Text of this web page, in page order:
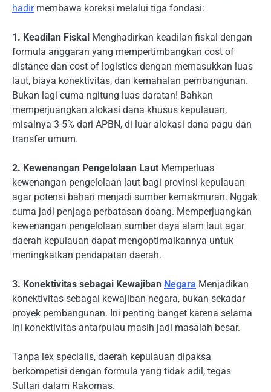
hadirmembawa koreksi melalui tiga fondasi:
1. Keadilan Fiskal Menghadirkan keadilan fiskal dengan
formula anggaran yang mempertimbangkan cost of
distance dan cost of logistics dengan memasukkan luas
laut, biaya konektivitas, dan kemahalan pembangunan.
Bukan lagi cuma ngitung luas daratan! Bahkan
memperjuangkan alokasi dana khusus kepulauan,
misalnya 3-5% dari APBN, di luar alokasi dana pagu dan
transfer umum.
2. Kewenangan Pengelolaan Laut Memperluas
kewenangan pengelolaan laut bagi provinsi kepulauan
agar potensi bahari menjadi sumber kemakmuran. Nggak
cuma jadi penjaga perbatasan doang. Memperjuangkan
kewenangan pengelolaan sumber daya alam laut agar
daerah kepulauan dapat mengoptimalkannya untuk
meningkatkan pendapatan daerah.
3. Konektivitas sebagai Kewajiban Negara Menjadikan
konektivitas sebagai kewajiban negara, bukan sekadar
proyek pembangunan. Ini penting banget karena selama
ini konektivitas antarpulau masih jadi masalah besar.
Tanpa lex specialis, daerah kepulauan dipaksa
berkompetisi dengan formula yang tidak adil, tegas
Sultan dalam Rakornas.